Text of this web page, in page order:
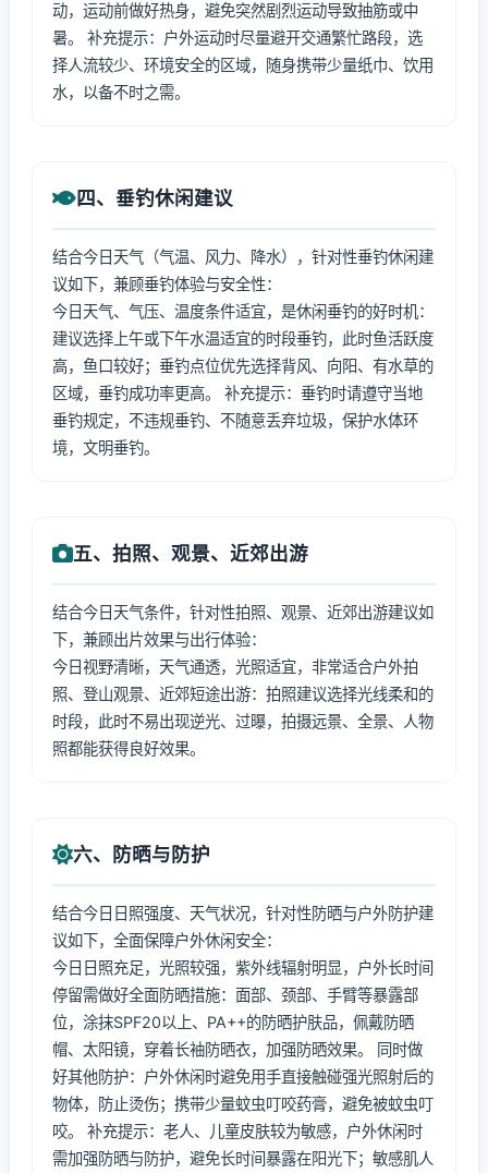
动，运动前做好热身，避免突然剧烈运动导致抽筋或中
暑。 补充提示：户外运动时尽量避开交通繁忙路段，选
择人流较少、环境安全的区域，随身携带少量纸巾、饮用
水，以备不时之需。
四、垂钓休闲建议
结合今日天气（气温、风力、降水），针对性垂钓休闲建
议如下，兼顾垂钓体验与安全性：
今日天气、气压、温度条件适宜，是休闲垂钓的好时机：
建议选择上午或下午水温适宜的时段垂钓，此时鱼活跃度
高，鱼口较好；垂钓点位优先选择背风、向阳、有水草的
区域，垂钓成功率更高。 补充提示：垂钓时请遵守当地
垂钓规定，不违规垂钓、不随意丢弃垃圾，保护水体环
境，文明垂钓。
五、拍照、观景、近郊出游
结合今日天气条件，针对性拍照、观景、近郊出游建议如
下，兼顾出片效果与出行体验：
今日视野清晰，天气通透，光照适宜，非常适合户外拍
照、登山观景、近郊短途出游：拍照建议选择光线柔和的
时段，此时不易出现逆光、过曝，拍摄远景、全景、人物
照都能获得良好效果。
六、防晒与防护
结合今日日照强度、天气状况，针对性防晒与户外防护建
议如下，全面保障户外休闲安全：
今日日照充足，光照较强，紫外线辐射明显，户外长时间
停留需做好全面防晒措施：面部、颈部、手臂等暴露部
位，涂抹SPF20以上、PA++的防晒护肤品，佩戴防晒
帽、太阳镜，穿着长袖防晒衣，加强防晒效果。 同时做
好其他防护：户外休闲时避免用手直接触碰强光照射后的
物体，防止烫伤；携带少量蚊虫叮咬药膏，避免被蚊虫叮
咬。 补充提示：老人、儿童皮肤较为敏感，户外休闲时
需加强防晒与防护，避免长时间暴露在阳光下；敏感肌人